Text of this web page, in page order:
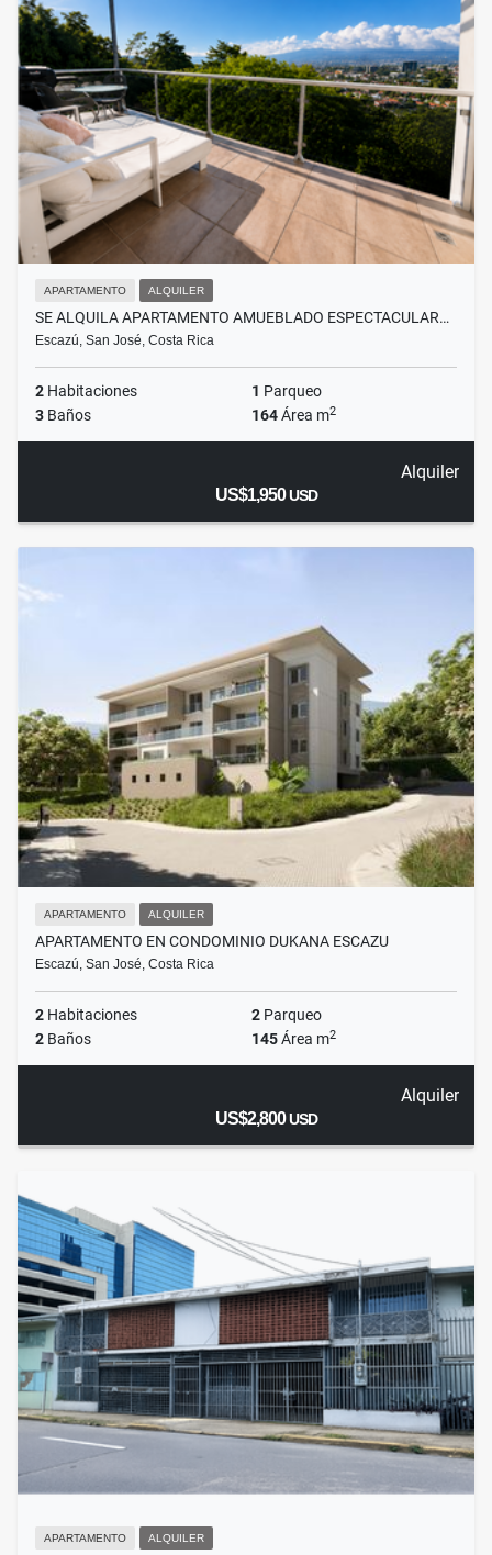
APARTAMENTO ALQUILER
SE ALQUILA APARTAMENTO AMUEBLADO ESPECTACULAR…
Escazú, San José, Costa Rica
2 Habitaciones 1 Parqueo
3 Baños 164Área m2
Alquiler
US$1,950USD
APARTAMENTO ALQUILER
APARTAMENTO EN CONDOMINIO DUKANA ESCAZU
Escazú, San José, Costa Rica
2 Habitaciones 2 Parqueo
2 Baños 145Área m2
Alquiler
US$2,800USD
APARTAMENTO ALQUILER